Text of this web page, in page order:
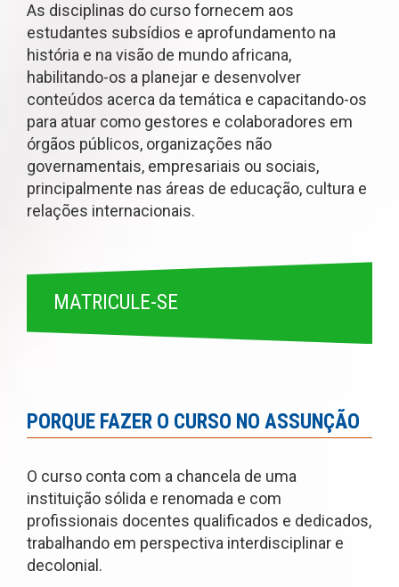
As disciplinas do curso fornecem aos
estudantes subsídios e aprofundamento na
história e na visão de mundo africana,
habilitando-os a planejar e desenvolver
conteúdos acerca da temática e capacitando-os
para atuar como gestores e colaboradores em
órgãos públicos, organizações não
governamentais, empresariais ou sociais,
principalmente nas áreas de educação, cultura e
relações internacionais.
MATRICULE-SE
PORQUE FAZER O CURSO NO ASSUNÇÃO
O curso conta com a chancela de uma
instituição sólida e renomada e com
profissionais docentes qualificados e dedicados,
trabalhando em perspectiva interdisciplinar e
decolonial.